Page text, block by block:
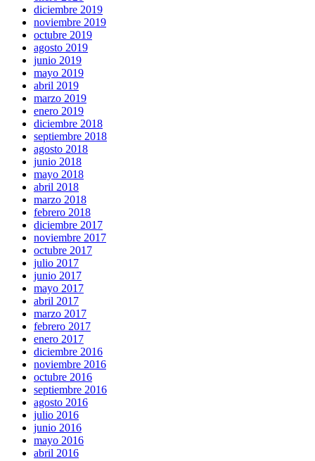
diciembre 2019
noviembre 2019
octubre 2019
agosto 2019
junio 2019
mayo 2019
abril 2019
marzo 2019
enero 2019
diciembre 2018
septiembre 2018
agosto 2018
junio 2018
mayo 2018
abril 2018
marzo 2018
febrero 2018
diciembre 2017
noviembre 2017
octubre 2017
julio 2017
junio 2017
mayo 2017
abril 2017
marzo 2017
febrero 2017
enero 2017
diciembre 2016
noviembre 2016
octubre 2016
septiembre 2016
agosto 2016
julio 2016
junio 2016
mayo 2016
abril 2016